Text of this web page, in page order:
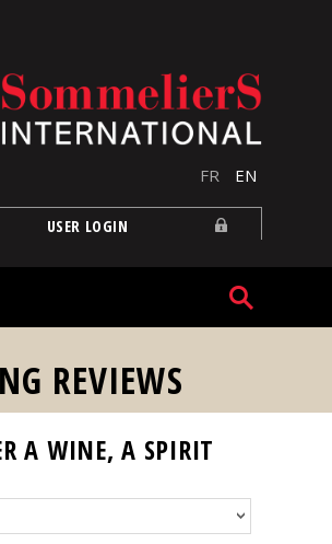
FR EN
USER LOGIN
REVIEWS
A WINE, A SPIRIT